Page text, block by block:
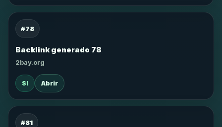
#78
Backlink generado 78
2bay.org
SI Abrir
#81